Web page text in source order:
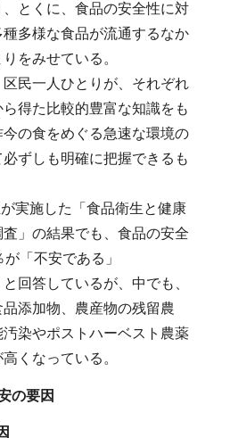
とくに、食品の安全性に対
多様な食品が流通するなか
をみせている。
民一人ひとりが、それぞれ
得た比較的豊富な知識をも
の食をめぐる急速な環境の
ずしも明確に把握できるも
実施した「食品衛生と健康
」の結果でも、食品の安全
「不安である」
回答しているが、中でも、
添加物、農産物の残留農
染やポストハーベスト農薬
くなっている。
の要因